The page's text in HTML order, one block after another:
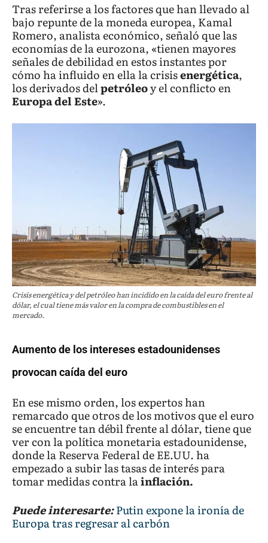
Tras referirse a los factores que han llevado al
bajo repunte de la moneda europea, Kamal
Romero, analista económico, señaló que las
economías de la eurozona, «tienen mayores
señales de debilidad en estos instantes por
cómo ha influido en ella la crisisenergética,
los derivados delpetróleoy el conflicto en
Europa del Este».
Crisis energética y del petróleo han incidido en la caída del euro frente al
dólar, el cual tiene más valor en la compra de combustibles en el
mercado.
Aumento de los intereses estadounidenses
provocan caída del euro
En ese mismo orden, los expertos han
remarcado que otros de los motivos que el euro
se encuentre tan débil frente al dólar, tiene que
ver con la política monetaria estadounidense,
donde la Reserva Federal de EE.UU. ha
empezado a subir las tasas de interés para
tomar medidas contra lainflación.
Puede interesarte:Putin expone la ironía de
Europa tras regresar al carbón